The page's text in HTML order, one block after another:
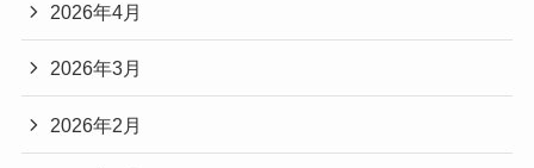
2026年4月
2026年3月
2026年2月